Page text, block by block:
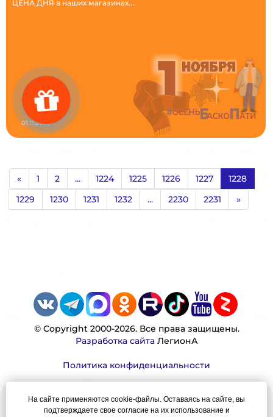
ЦЕНА ДНЯ в наших магазинах....
01.11.2023
« 1 2 ... 1224 1225 1226 1227
1228
1229
1230 1231 1232 ... 2230 2231 »
© Copyright 2000-2026. Все права защищены.
Разработка сайтаЛегионА
Политика конфиденциальности
Наша миссия:
На сайте применяются cookie-файлы. Оставаясь на сайте, вы
подтверждаете свое согласие на их использование и